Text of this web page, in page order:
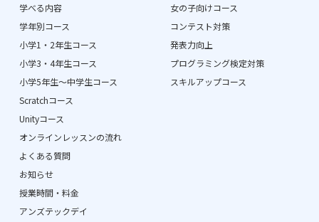
学べる内容
学年別コース
小学1・2年生コース
小学3・4年生コース
小学5年生〜中学生コース
Scratchコース
Unityコース
オンラインレッスンの流れ
よくある質問
お知らせ
授業時間・料金
アンズテックデイ
女の子向けコース
コンテスト対策
発表力向上
プログラミング検定対策
スキルアップコース